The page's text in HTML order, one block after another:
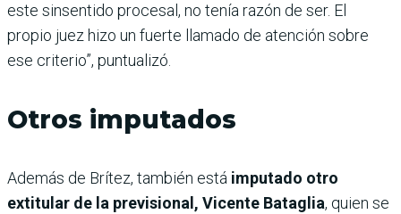
este sinsentido procesal, no tenía razón de ser. El
propio juez hizo un fuerte llamado de atención sobre
ese criterio”, puntualizó.
Otros imputados
Además de Brítez, también está imputado otro
extitular de la previsional, Vicente Bataglia, quien se